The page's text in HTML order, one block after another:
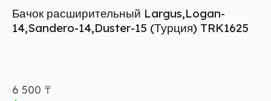
Бачок расширительный Largus,Logan-
14,Sandero-14,Duster-15 (Турция) TRK1625
6 500 ₸